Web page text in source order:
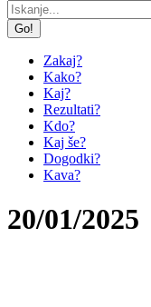
Zakaj?
Kako?
Kaj?
Rezultati?
Kdo?
Kaj še?
Dogodki?
Kava?
20/01/2025